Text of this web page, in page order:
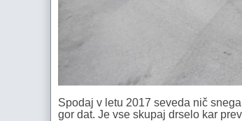
Spodaj v letu 2017 seveda nič
gor dat. Je vse skupaj drselo kar